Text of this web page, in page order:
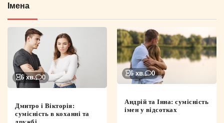
Імена
6 хв. 0
Дмитро і Вікторія:
сумісність в коханні та
6 хв. 0
Андрій та Інна: сумісність
імен у відсотках